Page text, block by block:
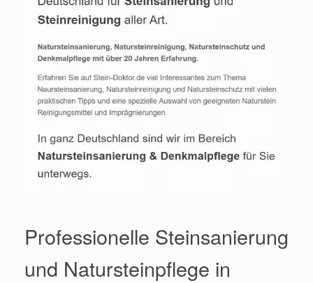
Professionelle Steinsanierung
und Natursteinpflege in